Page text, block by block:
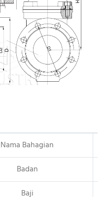
Nama Bahagian
Badan
Baji